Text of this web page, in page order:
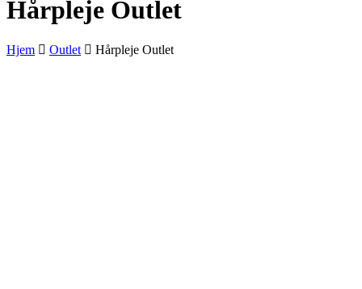
Hårpleje Outlet
Hjem Outlet Hårpleje Outlet